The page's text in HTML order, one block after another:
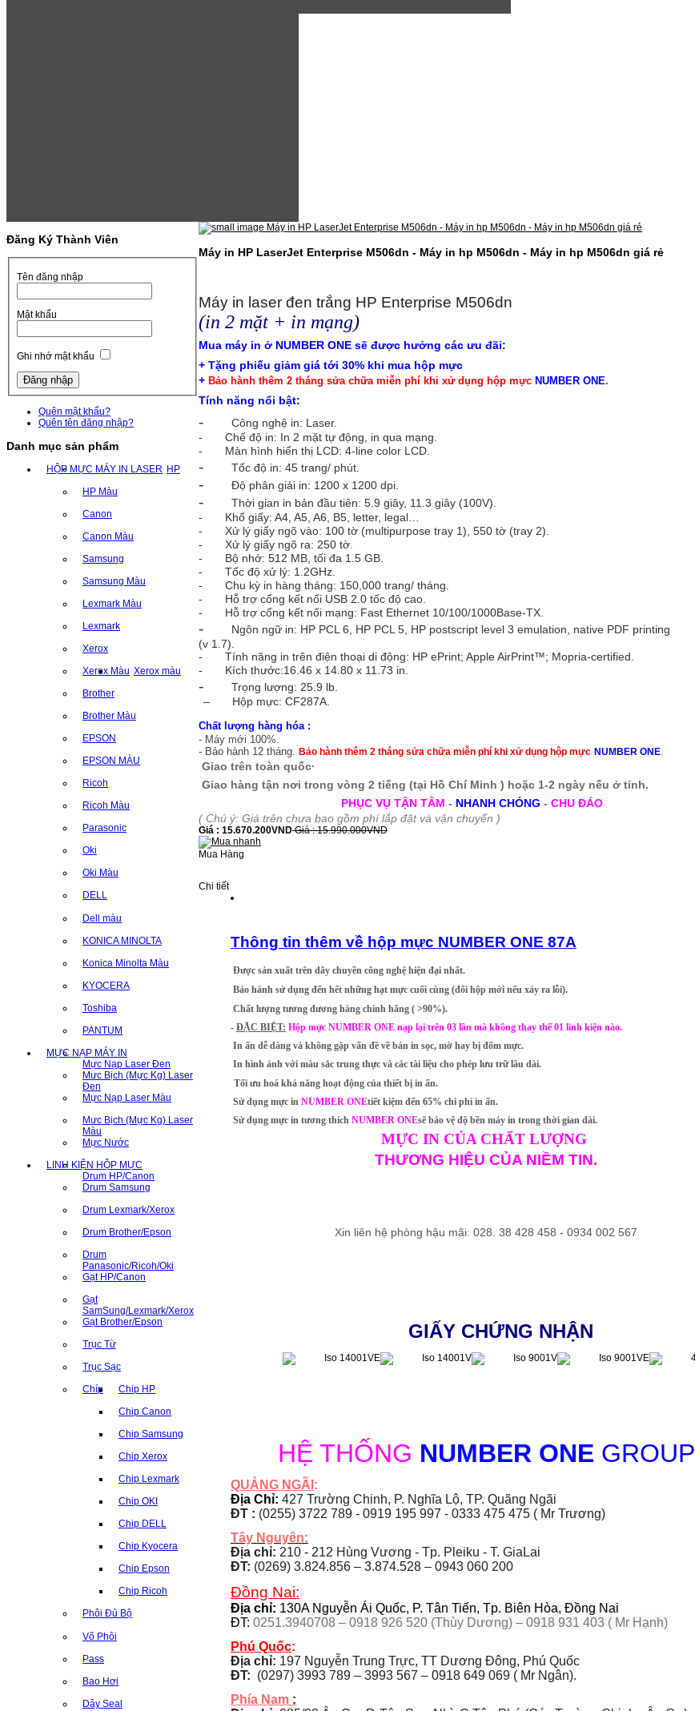
Đăng Ký Thành Viên
Tên đăng nhập
Mật khẩu
Ghi nhớ mật khẩu
Quên mật khẩu?
Quên tên đăng nhập?
Danh mục sản phẩm
HỘP MỰC MÁY IN LASER HP
HP Màu
Canon
Canon Màu
Samsung
Samsung Màu
Lexmark Màu
Lexmark
Xerox
Xerox Màu Xerox màu
Brother
Brother Màu
EPSON
EPSON MÀU
Ricoh
Ricoh Màu
Parasonic
Oki
Oki Màu
DELL
Dell màu
KONICA MINOLTA
Konica Minolta Màu
KYOCERA
Toshiba
PANTUM
MỰC NẠP MÁY IN
Mực Nạp Laser Đen
Mưc Bịch (Mực Kg) Laser
Đen
Mực Nạp Laser Màu
Mưc Bịch (Mực Kg) Laser
Màu
Mực Nước
LINH KIỆN HỘP MỰC
Drum HP/Canon
Drum Samsung
Drum Lexmark/Xerox
Drum Brother/Epson
Drum
Panasonic/Ricoh/Oki
Gạt HP/Canon
Gạt
SamSung/Lexmark/Xerox
Gạt Brother/Epson
Trục Từ
Trục Sạc
Chíp Chip HP
Chip Canon
Chip Samsung
Chip Xerox
Chip Lexmark
Chip OKI
Chip DELL
Chip Kyocera
Chip Epson
Chip Ricoh
Phôi Đủ Bộ
Võ Phôi
Pass
Bao Hơi
Dây Seal
Máy in HP LaserJet Enterprise M506dn - Máy in hp M506dn - Máy in hp M506dn giá rẻ
Máy in laser đen trắng HP Enterprise M506dn
(in 2 mặt + in mạng)
Mua máy in ở NUMBER ONE sẽ được hưởng các ưu đãi:
+ Tặng phiếu giảm giá tới 30% khi mua hộp mực
+ Bảo hành thêm 2 tháng sửa chữa miễn phí khi xử dụng hộp mực NUMBER ONE.
Tính năng nổi bật:
- Công nghệ in: Laser.
- Chế độ in: In 2 mặt tự động, in qua mạng.
- Màn hình hiển thị LCD: 4-line color LCD.
- Tốc độ in: 45 trang/ phút.
- Độ phân giải in: 1200 x 1200 dpi.
- Thời gian in bản đầu tiên: 5.9 giây, 11.3 giây (100V).
- Khổ giấy: A4, A5, A6, B5, letter, legal…
- Xử lý giấy ngõ vào: 100 tờ (multipurpose tray 1), 550 tờ (tray 2).
- Xử lý giấy ngõ ra: 250 tờ.
- Bộ nhớ: 512 MB, tối đa 1.5 GB.
- Tốc độ xử lý: 1.2GHz.
- Chu kỳ in hàng tháng: 150,000 trang/ tháng.
- Hỗ trợ cổng kết nối USB 2.0 tốc độ cao.
- Hỗ trợ cổng kết nối mạng: Fast Ethernet 10/100/1000Base-TX.
-
Ngôn ngữ in: HP PCL 6, HP PCL 5, HP postscript level 3 emulation, native PDF printing
(v 1.7).
- Tính năng in trên điện thoại di động: HP ePrint; Apple AirPrint™; Mopria-certified.
- Kích thước:16.46 x 14.80 x 11.73 in.
- Trọng lượng: 25.9 lb.
–
Hộp mực: CF287A.
Chất lượng hàng hóa :
- Máy mới 100%.
- Bảo hành 12 tháng. Bảo hành thêm 2 tháng sửa chữa miễn phí khi xử dụng hộp mực NUMBER ONE.
Giao trên toàn quốc.
Giao hàng tận nơi trong vòng 2 tiếng (tại Hồ Chí Minh ) hoặc 1-2 ngày nếu ở tỉnh.
PHỤC VỤ TẬN TÂM - NHANH CHÓNG - CHU ĐÁO
( Chú ý: Giá trên chưa bao gồm phí lắp đặt và vận chuyển )
Giá : 15.670.200VNDGiá : 15.990.000VND
Mua Hàng
Chi tiết
Thông tin thêm về hộp mực NUMBER ONE 87A
Được sản xuất trên dây chuyền công nghệ hiện đại nhất.
Bảo hành sử dụng đến hết những hạt mực cuối cùng (đổi hộp mới nếu xảy ra lỗi).
Chất lượng tương đương hàng chính hãng ( >90%).
- ĐẶC BIỆT: Hộp mực NUMBER ONE nạp lại trên 03 lần mà không thay thế 01 linh kiện nào.
In ấn dễ dàng và không gặp vấn đề về bản in sọc, mờ hay bị đốm mực.
In hình ảnh với màu sắc trung thực và các tài liệu cho phép lưu trữ lâu dài.
Tối ưu hoá khả năng hoạt động của thiết bị in ấn.
Sử dụng mực in NUMBER ONEtiết kiệm đến 65% chi phí in ấn.
Sử dụng mực in tương thích NUMBER ONEsẽ bảo vệ độ bền máy in trong thời gian dài.
MỰC IN CỦA CHẤT LƯỢNG
THƯƠNG HIỆU CỦA NIỀM TIN.
Xin liên hệ phòng hậu mãi: 028. 38 428 458 - 0934 002 567
GIẤY CHỨNG NHẬN
HỆ THỐNG NUMBER ONE GROUP
QUẢNG NGÃI :
Địa Chỉ: 427 Trường Chinh, P. Nghĩa Lộ, TP. Quãng Ngãi
ĐT : (0255) 3722 789 - 0919 195 997 - 0333 475 475 ( Mr Trương)
Tây Nguyên:
Địa chỉ: 210 - 212 Hùng Vương - Tp. Pleiku - T. GiaLai
ĐT: (0269) 3.824.856 – 3.874.528 – 0943 060 200
Đồng Nai:
Địa chỉ: 130A Nguyễn Ái Quốc, P. Tân Tiến, Tp. Biên Hòa, Đồng Nai
ĐT: 0251.3940708 – 0918 926 520 (Thùy Dương) – 0918 931 403 ( Mr Hạnh)
Phú Quốc:
Địa chỉ: 197 Nguyễn Trung Trực, TT Dương Đông, Phú Quốc
ĐT: (0297) 3993 789 – 3993 567 – 0918 649 069 ( Mr Ngân).
Phía Nam :